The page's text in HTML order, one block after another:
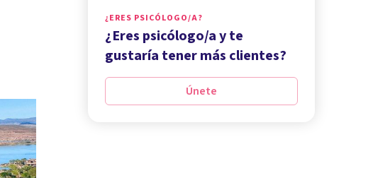
¿ERES PSICÓLOGO/A?
¿Eres psicólogo/a y te
gustaría tener más clientes?
Únete